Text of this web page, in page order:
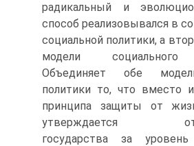
радикальный и
способ реализовывался в
социальной политики, а
модели социального
Объединяет обе
политики то, что вместо
принципа защиты от
утверждается
государства за